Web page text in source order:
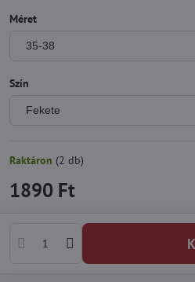
Méret
Szín
Raktáron (2 db)
1890 Ft